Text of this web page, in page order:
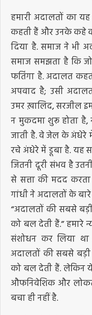
हमारी अदालतों का
कहती हैं और उनके कहे
दिया है. समाज ने भी
समाज समझता है कि
फतिंगा है. अदालत
अपवाद है; उसी
उमर ख़ालिद, सरजील
न मुकदमा शुरू होता है,
जाती है. वे जेल के अंधेरे
रचे अंधेरे में डूबा है. यह
जितनी दूरी संभव है
से सत्ता की मदद
गांधी ने अदालतों के
“अदालतों की सबसे
को बल देती हैं.” हमारे
संशोधन कर लिया
अदालतों की सबसे बड़ी
को बल देती हैं. लेकिन
औफनिवेशिक और
बचा ही नहीं है.